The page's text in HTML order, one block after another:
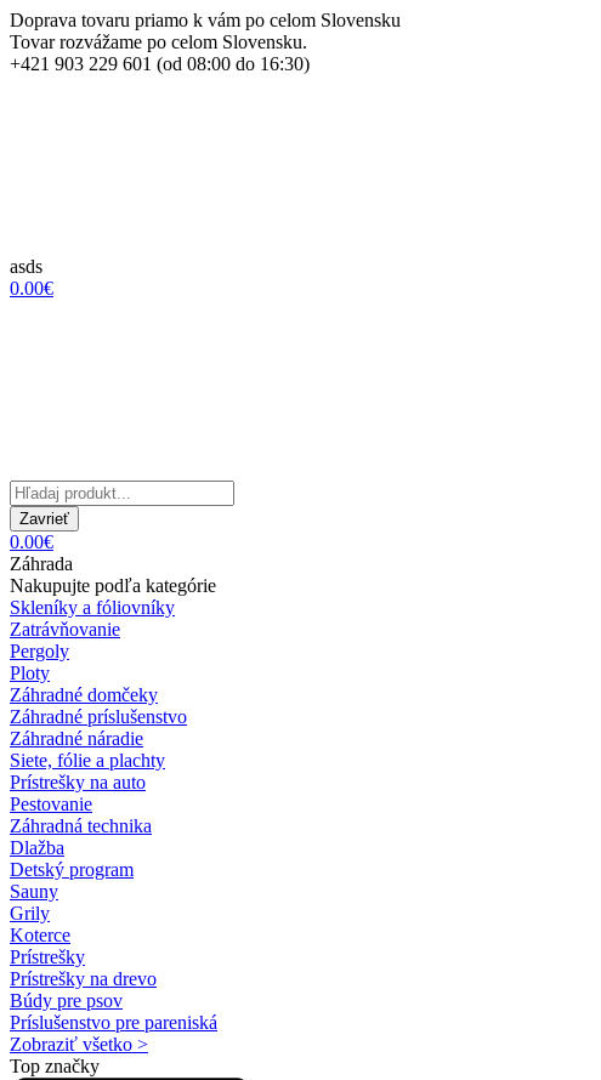
Doprava tovaru priamo k vám po celom Slovensku
Tovar rozvážame po celom Slovensku.
+421 903 229 601 (od 08:00 do 16:30)
asds
0.00€
Zavrieť
0.00€
Záhrada
Nakupujte podľa kategórie
Skleníky a fóliovníky
Zatrávňovanie
Pergoly
Ploty
Záhradné domčeky
Záhradné príslušenstvo
Záhradné náradie
Siete, fólie a plachty
Prístrešky na auto
Pestovanie
Záhradná technika
Dlažba
Detský program
Sauny
Grily
Koterce
Prístrešky
Prístrešky na drevo
Búdy pre psov
Príslušenstvo pre pareniská
Zobraziť všetko >
Top značky